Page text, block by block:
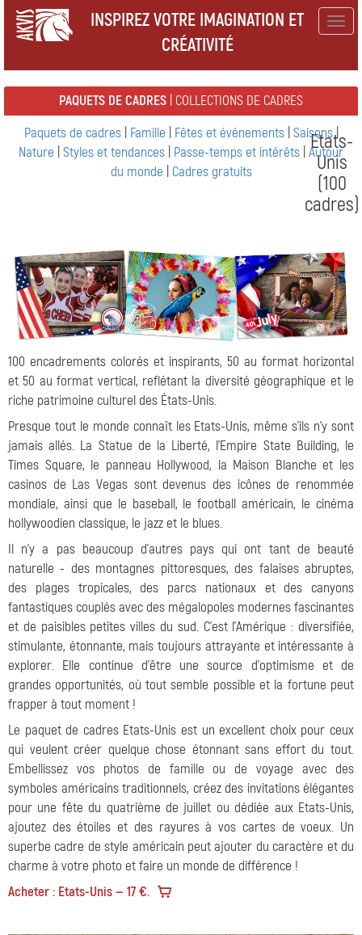
INSPIREZ VOTRE IMAGINATION ET
CRÉATIVITÉ
PAQUETS DE CADRES | COLLECTIONS DE CADRES
Paquets de cadres Famille Fêtes et événements Saisons|
Nature Styles et tendances Passe-temps et intérêts Autour
du monde
Cadres gratuits
Etats-
Unis
(100
cadres)
100 encadrements colorés et inspirants, 50 au format horizontal
et 50 au format vertical, reflétant la diversité géographique et le
riche patrimoine culturel des États-Unis.
Presque tout le monde connaît les Etats-Unis, même s'ils n'y sont
jamais allés. La Statue de la Liberté, l'Empire State Building, le
Times Square, le panneau Hollywood, la Maison Blanche et les
casinos de Las Vegas sont devenus des icônes de renommée
mondiale, ainsi que le baseball, le football américain, le cinéma
hollywoodien classique, le jazz et le blues.
Il n'y a pas beaucoup d'autres pays qui ont tant de beauté
naturelle - des montagnes pittoresques, des falaises abruptes,
des plages tropicales, des parcs nationaux et des canyons
fantastiques couplés avec des mégalopoles modernes fascinantes
et de paisibles petites villes du sud. C'est l'Amérique : diversifiée,
stimulante, étonnante, mais toujours attrayante et intéressante à
explorer. Elle continue d'être une source d'optimisme et de
grandes opportunités, où tout semble possible et la fortune peut
frapper à tout moment !
Le paquet de cadres Etats-Unis est un excellent choix pour ceux
qui veulent créer quelque chose étonnant sans effort du tout.
Embellissez vos photos de famille ou de voyage avec des
symboles américains traditionnels, créez des invitations élégantes
pour une fête du quatrième de juillet ou dédiée aux Etats-Unis,
ajoutez des étoiles et des rayures à vos cartes de voeux. Un
superbe cadre de style américain peut ajouter du caractère et du
charme à votre photo et faire un monde de différence !
Acheter : Etats-Unis — 17 €.